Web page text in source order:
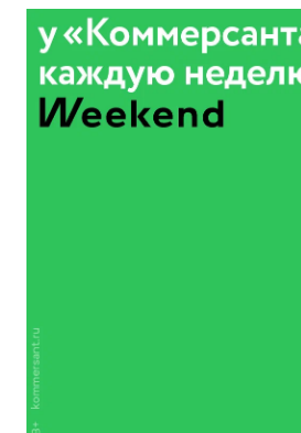
Татьяна
Голикова